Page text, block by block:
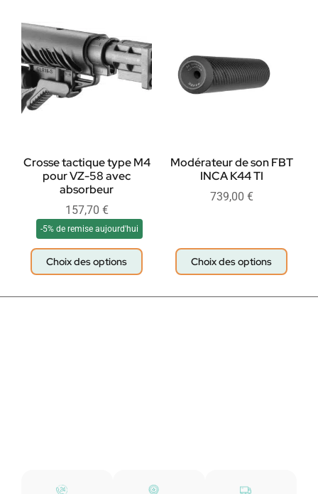
Crosse tactique type M4
pour VZ-58 avec
absorbeur
157,70 €
-5% de remise aujourd'hui
Choix des options
Modérateur de son FBT
INCA K44 TI
739,00 €
Choix des options